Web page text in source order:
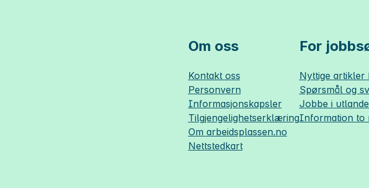
Om oss
Kontakt oss
Personvern
Informasjonskapsler
Tilgjengelighetserklæring
Om arbeidsplassen.no
Nettstedkart
For
Nyttige artikler
Spørsmål og
Jobbe i
Information to